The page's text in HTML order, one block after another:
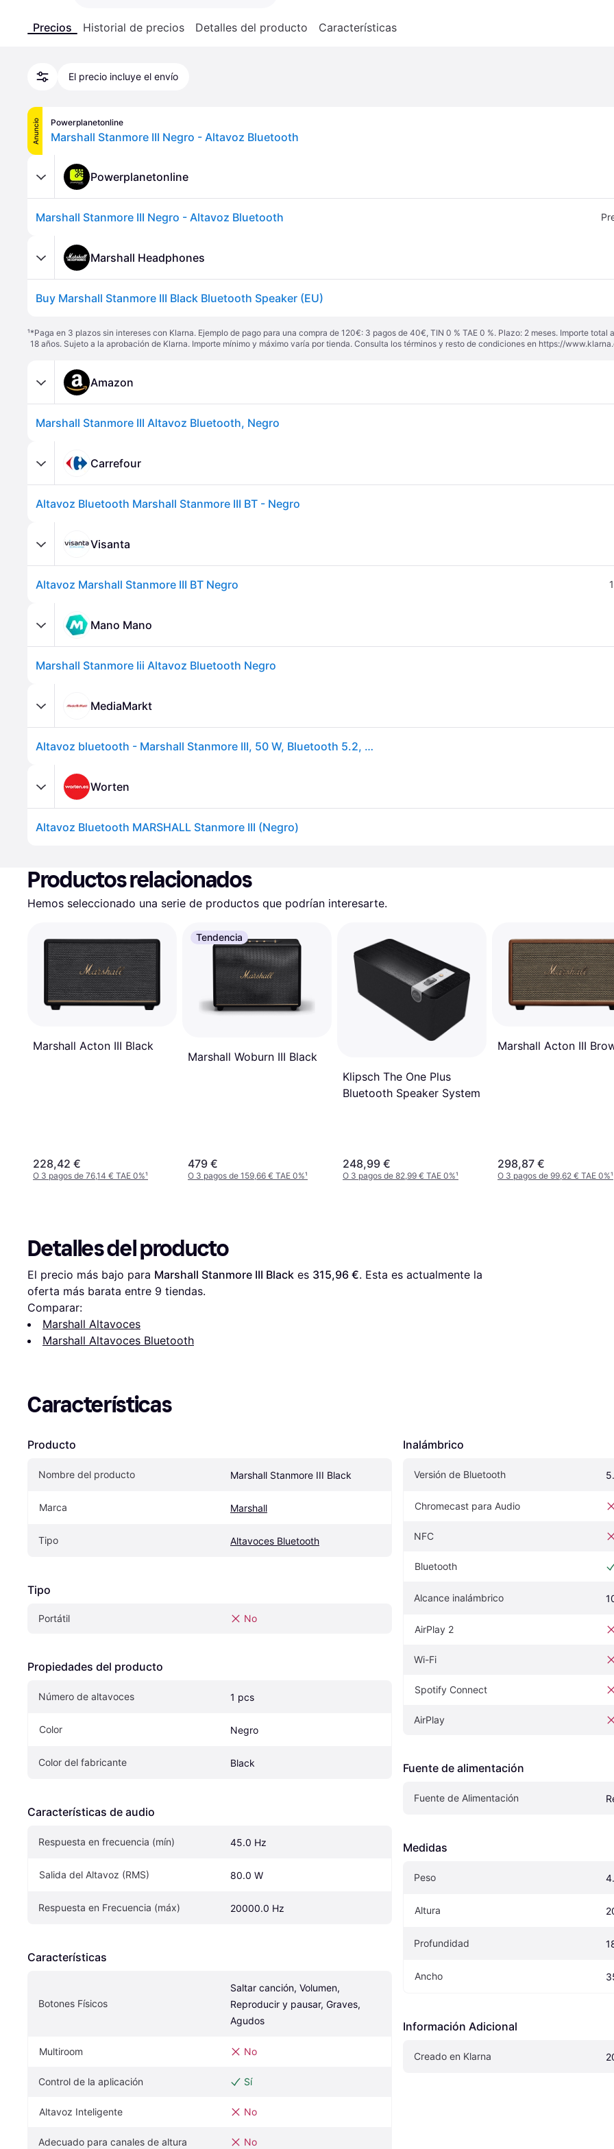
Precios Historial de precios Detalles del producto Características
El precio incluye el envío
Anuncio Powerplanetonline
Marshall Stanmore III Negro - Altavoz Bluetooth
Powerplanetonline
Marshall Stanmore III Negro - Altavoz Bluetooth
Marshall Headphones
Buy Marshall Stanmore III Black Bluetooth Speaker (EU)
¹*Paga en 3 plazos sin intereses con Klarna. Ejemplo de pago para una compra de 120€: 3 pagos de 40€, TIN 0 % TAE 0 %. Plazo: 2 meses. Importe
18 años. Sujeto a la aprobación de Klarna. Importe mínimo y máximo varía por tienda. Consulta los términos y resto de condiciones en https://
Amazon
Marshall Stanmore III Altavoz Bluetooth, Negro
Carrefour
Altavoz Bluetooth Marshall Stanmore III BT - Negro
Visanta
Altavoz Marshall Stanmore III BT Negro
Mano Mano
Marshall Stanmore Iii Altavoz Bluetooth Negro
MediaMarkt
Altavoz bluetooth - Marshall Stanmore III, 50 W, Bluetooth 5.2, Negro
Worten
Altavoz Bluetooth MARSHALL Stanmore III (Negro)
Productos relacionados
Hemos seleccionado una serie de productos que podrían interesarte.
Marshall Acton III Black
228,42 €
O 3 pagos de 76,14 € TAE 0%¹
Tendencia
Marshall Woburn III Black
479 €
O 3 pagos de 159,66 € TAE 0%¹
Klipsch The One Plus
Bluetooth Speaker System
248,99 €
O 3 pagos de 82,99 € TAE 0%¹
Marshall Acton III
298,87 €
O 3 pagos de 99,62 € TAE 0%¹
Detalles del producto
El precio más bajo para Marshall Stanmore III Black es 315,96 €. Esta es actualmente la
oferta más barata entre 9 tiendas.
Comparar:
Marshall Altavoces
Marshall Altavoces Bluetooth
Características
Producto
Nombre del producto Marshall Stanmore III Black
Marca Marshall
Tipo Altavoces Bluetooth
Tipo
Portátil No
Propiedades del producto
Número de altavoces 1 pcs
Color Negro
Color del fabricante Black
Características de audio
Respuesta en frecuencia (mín) 45.0 Hz
Salida del Altavoz (RMS) 80.0 W
Respuesta en Frecuencia (máx) 20000.0 Hz
Características
Botones Físicos
Saltar canción, Volumen,
Reproducir y pausar, Graves,
Agudos
Multiroom No
Control de la aplicación Sí
Altavoz Inteligente No
Adecuado para canales de altura No
Inalámbrico
Versión de Bluetooth
Chromecast para Audio
NFC
Bluetooth
Alcance inalámbrico
AirPlay 2
Wi-Fi
Spotify Connect
AirPlay
Fuente de alimentación
Fuente de Alimentación
Medidas
Peso
Altura
Profundidad
Ancho
Información Adicional
Creado en Klarna